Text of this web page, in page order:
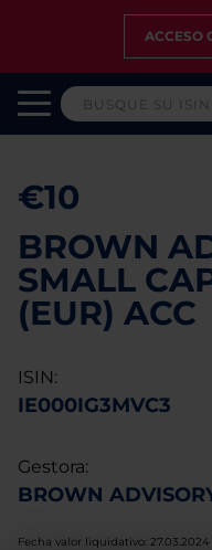
ACCESO
€10
BROWN
SMALL
(EUR) ACC
ISIN:
IE000IG3MVC3
Gestora:
BROWN
Fecha valor liquidativo: 27.03.2024